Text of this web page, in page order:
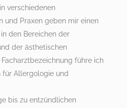
verschiedenen
und Praxen geben mir einen
den Bereichen der
der ästhetischen
führe ich
für Allergologie und
bis zu entzündlichen